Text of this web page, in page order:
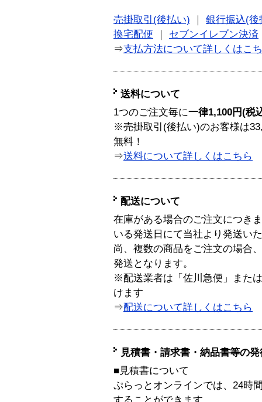
売掛取引(後払い)
銀行振込(後
換宅配便
セブンイレブン決済
⇒支払方法について詳しくはこ
送料について
1つのご注文毎に一律1,100円(税
※売掛取引(後払い)のお客様は
無料！
⇒送料について詳しくはこちら
配送について
在庫がある場合のご注文につき
いる発送日にて当社より発送い
尚、複数の商品をご注文の場合
発送となります。
※配送業者は「佐川急便」また
けます
⇒配送について詳しくはこちら
見積書・請求書・納品書等の
■見積書について
ぷらっとオンラインでは、24時